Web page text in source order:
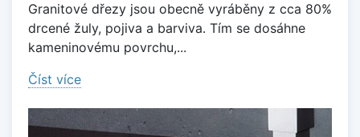
Granitové dřezy jsou obecně vyráběny z cca 80%
drcené žuly, pojiva a barviva. Tím se dosáhne
kameninovému povrchu,...
Číst více